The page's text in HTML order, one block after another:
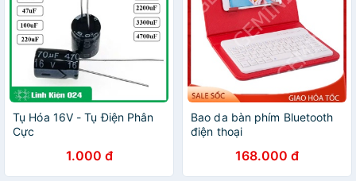
Tụ Hóa 16V - Tụ Điện Phân
Cực
1.000 đ
Bao da bàn phím Bluetooth
điện thoại
168.000 đ